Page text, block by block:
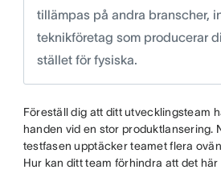
tillämpas på andra branscher,
teknikföretag som producerar
stället för fysiska.
Föreställ dig att ditt utvecklingsteam
handen vid en stor produktlansering.
testfasen upptäcker teamet flera
Hur kan ditt team förhindra att det